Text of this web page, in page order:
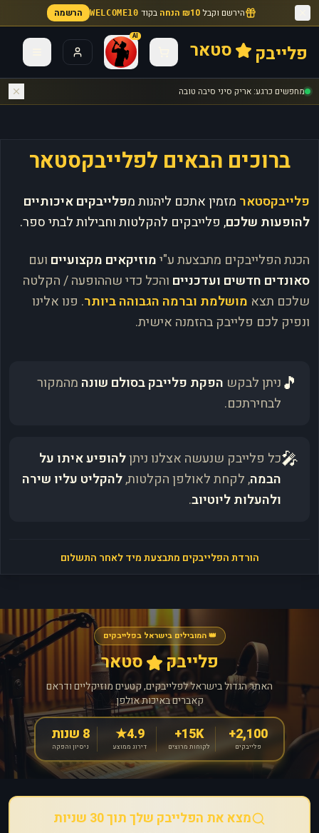
הירשם וקבל₪10 הנחה בקוד WELCOME10 הרשמה
פלייבק סטאר
AI
מחפשים כרגע: אריק סיני סיבה טובה
ברוכים הבאים לפלייבקסטאר
פלייבקסטאר מזמין אתכם ליהנות מפלייבקים איכותיים
להופעות שלכם, פלייבקים להקלטות וחבילות לבתי ספר.
הכנת הפלייבקים מתבצעת ע"ימוזיקאים מקצועיים ועם
סאונדים חדשים ועדכניים והכל כדי שההופעה / הקלטה
שלכם תצא מושלמת וברמה הגבוהה ביותר. פנו אלינו
ונפיק לכם פלייבק בהזמנה אישית.
🎵ניתן לבקש הפקת פלייבק בסולם שונה מהמקור
לבחירתכם.
🎤כל פלייבק שנעשה אצלנו ניתןלהופיע איתו על
הבמה, לקחת לאולפן הקלטות,להקליט עליו שירה
ולהעלות ליוטיוב.
הורדת הפלייבקים מתבצעת מיד לאחר התשלום
👑 המובילים בישראל בפלייבקים
פלייבק סטאר
האתר הגדול בישראל לפלייבקים, קטעים מוזיקליים ודראם
קאברים באיכות אולפן
2,100+
פלייבקים
15K+
לקוחות מרוצים
4.9★
דירוג ממוצע
8 שנות
ניסיון והפקה
מצא את הפלייבק שלך תוך 30 שניות